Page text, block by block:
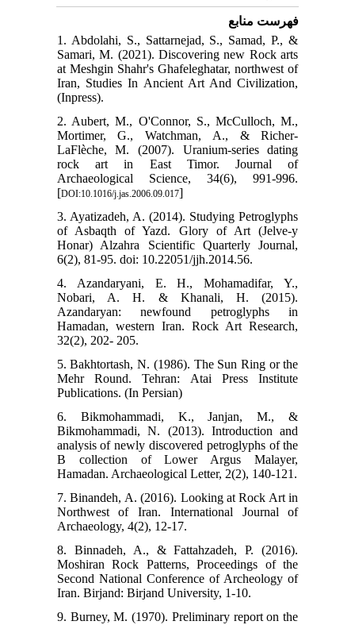
فهرست منابع
1. Abdolahi, S., Sattarnejad, S., Samad, P., &
Samari, M. (2021). Discovering new Rock arts
at Meshgin Shahr's Ghafeleghatar, northwest of
Iran, Studies In Ancient Art And Civilization,
(Inpress).
2. Aubert, M., O'Connor, S., McCulloch, M.,
Mortimer, G., Watchman, A., & Richer-
LaFlèche, M. (2007). Uranium-series dating
rock art in East Timor. Journal of
Archaeological Science, 34(6), 991-996.
[DOI:10.1016/j.jas.2006.09.017]
3. Ayatizadeh, A. (2014). Studying Petroglyphs
of Asbaqth of Yazd. Glory of Art (Jelve-y
Honar) Alzahra Scientific Quarterly Journal,
6(2), 81-95. doi: 10.22051/jjh.2014.56.
4. Azandaryani, E. H., Mohamadifar, Y.,
Nobari, A. H. & Khanali, H. (2015).
Azandaryan: newfound petroglyphs in
Hamadan, western Iran. Rock Art Research,
32(2), 202- 205.
5. Bakhtortash, N. (1986). The Sun Ring or the
Mehr Round. Tehran: Atai Press Institute
Publications. (In Persian)
6. Bikmohammadi, K., Janjan, M., &
Bikmohammadi, N. (2013). Introduction and
analysis of newly discovered petroglyphs of the
B collection of Lower Argus Malayer,
Hamadan. Archaeological Letter, 2(2), 140-121.
7. Binandeh, A. (2016). Looking at Rock Art in
Northwest of Iran. International Journal of
Archaeology, 4(2), 12-17.
8. Binnadeh, A., & Fattahzadeh, P. (2016).
Moshiran Rock Patterns, Proceedings of the
Second National Conference of Archeology of
Iran. Birjand: Birjand University, 1-10.
9. Burney, M. (1970). Preliminary report on the